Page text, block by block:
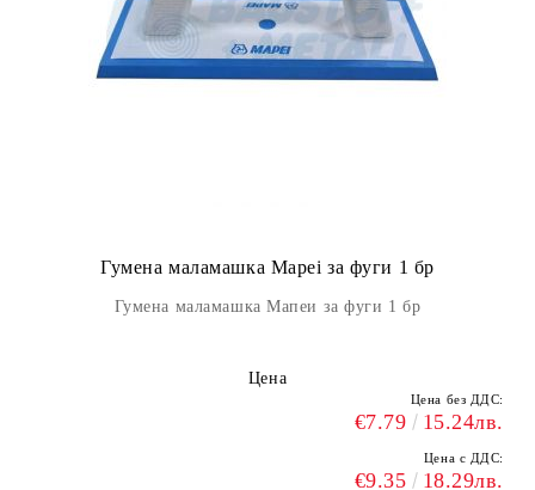
Гумена маламашка Mapei за фуги 1 бр
Гумена маламашка Мапеи за фуги 1 бр
Цена
Цена без ДДС:
€7.79 15.24лв.
Цена с ДДС:
€9.35 18.29лв.